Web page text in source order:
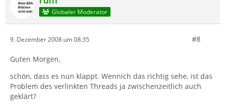
Globaler Moderator
9. Dezember 2008 um 08:35 #8
Guten Morgen,
schön, dass es nun klappt. Wennich das richtig sehe, ist das
Problem des verlinkten Threads ja zwischenzeitlich auch
geklärt?